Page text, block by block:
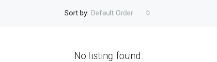
Sort by: Default Order
No listing found.